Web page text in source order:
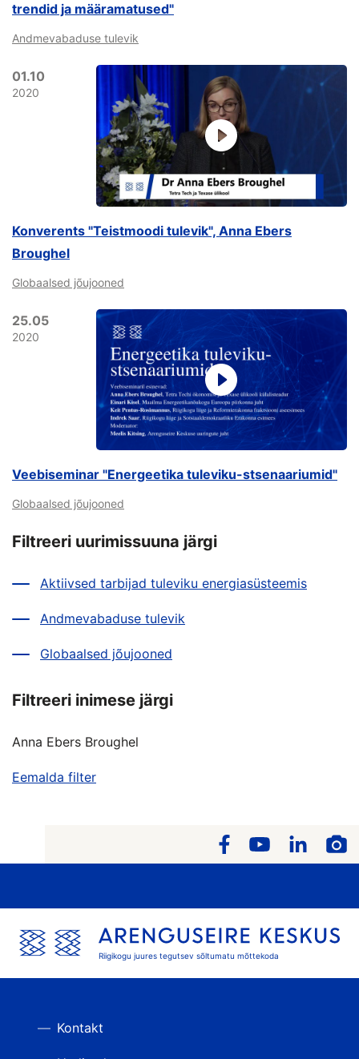
trendid ja määramatused"
Andmevabaduse tulevik
01.10
2020
Konverents "Teistmoodi tulevik", Anna Ebers
Broughel
Globaalsed jõujooned
25.05
2020
Veebiseminar "Energeetika tuleviku-stsenaariumid"
Globaalsed jõujooned
Filtreeri uurimissuuna järgi
Aktiivsed tarbijad tuleviku energiasüsteemis
Andmevabaduse tulevik
Globaalsed jõujooned
Filtreeri inimese järgi
Anna Ebers Broughel
Eemalda filter
Riigikogu juures tegutsev sõltumatu mõttekoda
Kontakt